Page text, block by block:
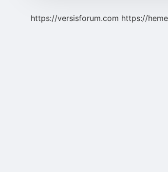
https://versisforum.com https://